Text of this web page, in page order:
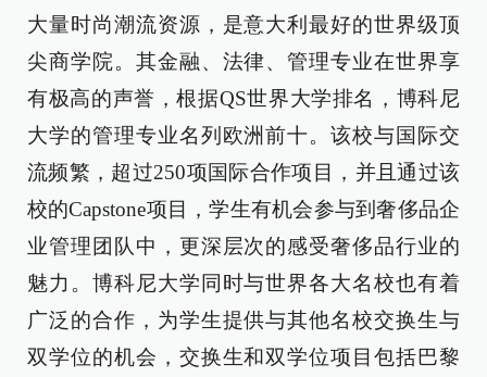
大量时尚潮流资源，是意大利最好的世界级顶
尖商学院。其金融、法律、管理专业在世界享
有极高的声誉，根据QS世界大学排名，博科尼
大学的管理专业名列欧洲前十。该校与国际交
流频繁，超过250项国际合作项目，并且通过该
校的Capstone项目，学生有机会参与到奢侈品企
业管理团队中，更深层次的感受奢侈品行业的
魅力。博科尼大学同时与世界各大名校也有着
广泛的合作，为学生提供与其他名校交换生与
双学位的机会，交换生和双学位项目包括巴黎